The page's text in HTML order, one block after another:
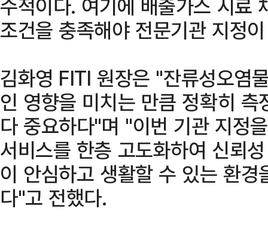
수적이다. 여기에 배출가스 시료
조건을 충족해야 전문기관 지정
김화영 FITI 원장은 "잔류성오염
인 영향을 미치는 만큼 정확히
다 중요하다"며 "이번 기관 지정
서비스를 한층 고도화하여 신뢰
이 안심하고 생활할 수 있는 환
다"고 전했다.